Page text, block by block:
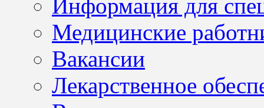
Информация для
Медицинские
Вакансии
Лекарственное